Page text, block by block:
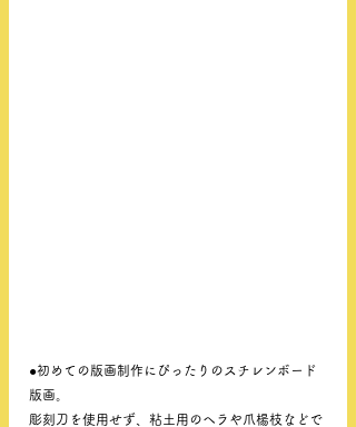
●初めての版画制作にぴったりのスチレンボード
版画。
彫刻刀を使用せず、粘土用のヘラや爪楊枝などで